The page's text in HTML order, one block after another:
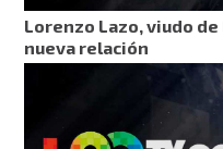
Lorenzo Lazo, viudo
nueva relación